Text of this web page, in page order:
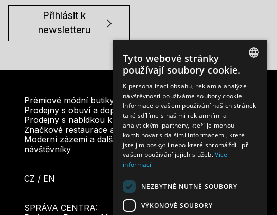
Přihlásit k
newsletteru
Prémiové módní butiky
Prodejny s obuví a doplňky
Prodejny s nabídkou krásy a designu
Značkové restaurace a bistra
Moderní zázemí a další služby pro
návštěvníky
CZ / EN
SPRÁVA CENTRA:
ENGLISH
Tyto webové stránky
používají soubory cookie.
K personalizaci obsahu, reklam a analýze
návštěvnosti používáme soubory cookie.
Informace o vašem používání našich stránek
také sdílíme s našimi reklamními a
analytickými partnery, kteří je mohou
kombinovat s dalšími informacemi, které
jste jim poskytli nebo které shromáždili při
vašem používání jejich služeb.Více
informací
NEZBYTNĚ NUTNÉ SOUBORY
VÝKONOVÉ SOUBORY